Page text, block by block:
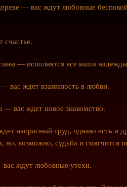
— вас ждут любовные
счастье.
— исполнятся все ваши
вас ждет взаимность в любви.
— вас ждет новое знакомство.
напрасный труд, однако есть и
но, возможно, судьба и смягчится
ждут любовные утехи.